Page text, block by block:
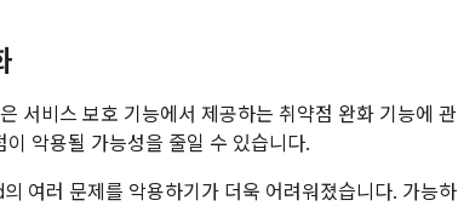
서비스 보호 기능에서 제공하는 취약점 완화 기능에 관
악용될 가능성을 줄일 수 있습니다.
여러 문제를 악용하기가 더욱 어려워졌습니다. 가능하